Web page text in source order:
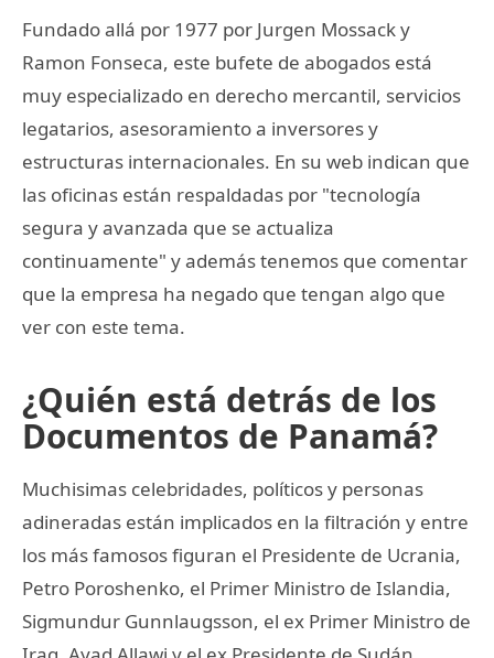
Fundado allá por 1977 por Jurgen Mossack y
Ramon Fonseca, este bufete de abogados está
muy especializado en derecho mercantil, servicios
legatarios, asesoramiento a inversores y
estructuras internacionales. En su web indican que
las oficinas están respaldadas por "tecnología
segura y avanzada que se actualiza
continuamente" y además tenemos que comentar
que la empresa ha negado que tengan algo que
ver con este tema.
¿Quién está detrás de los
Documentos de Panamá?
Muchisimas celebridades, políticos y personas
adineradas están implicados en la filtración y entre
los más famosos figuran el Presidente de Ucrania,
Petro Poroshenko, el Primer Ministro de Islandia,
Sigmundur Gunnlaugsson, el ex Primer Ministro de